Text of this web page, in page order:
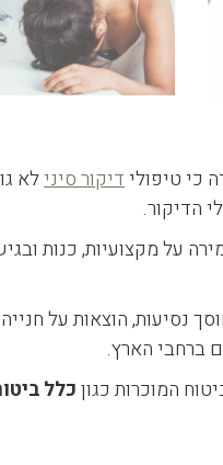
כי טיפולידיקור סינילא
הדיקור.
על מקצועיות, כנות
נסיעות, הוצאות על
ברחבי הארץ.
המוכרות כגוןכלל